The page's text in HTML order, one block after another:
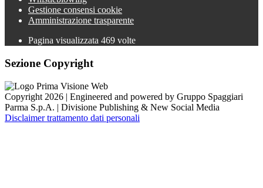
Gestione consensi cookie
Amministrazione trasparente
Pagina visualizzata 469 volte
Sezione Copyright
Copyright 2026 | Engineered and powered by Gruppo Spaggiari
Parma S.p.A. | Divisione Publishing & New Social Media
Disclaimer trattamento dati personali